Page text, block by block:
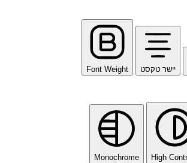
יישר טקסט Font Weight
High
Monochrome